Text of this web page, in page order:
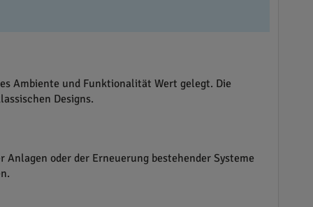
Ambiente und Funktionalität Wert gelegt. Die
Designs.
oder der Erneuerung bestehender Systeme